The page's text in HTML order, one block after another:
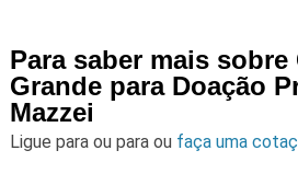
Para saber mais sobre
Grande para Doação
Mazzei
Ligue para ou para ou faça uma